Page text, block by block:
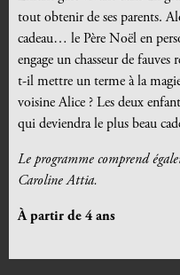
tout obtenir de ses parents.
cadeau… le Père Noël en
engage un chasseur de
t-il mettre un terme à la
voisine Alice ? Les deux
qui deviendra le plus beau
Le programme comprend
Caroline Attia.
À partir de 4 ans